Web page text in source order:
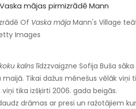
Of Vaska māja Mann's Village
Images
kalnslīdzzvaigzne Sofija Buša
Tikai dažus mēnešus vēlāk viņi
tika izšķirti 2006. gada beigās.
drāmas ar presi un ražotājiem